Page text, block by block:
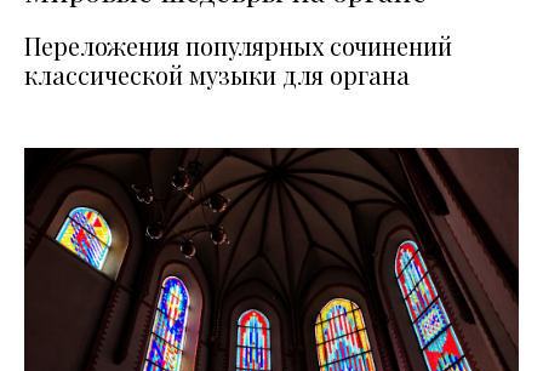
Переложения популярных сочинений
классической музыки для органа